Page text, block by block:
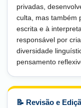
privadas,
culta, mas também
escrita e à
responsável por
diversidade
pensamento
📝 Revisão e